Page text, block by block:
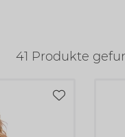
41 Produkte